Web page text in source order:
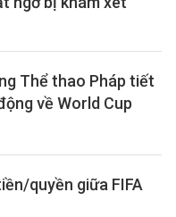
Thể thao Pháp tiết
về World Cup
quyền giữa FIFA